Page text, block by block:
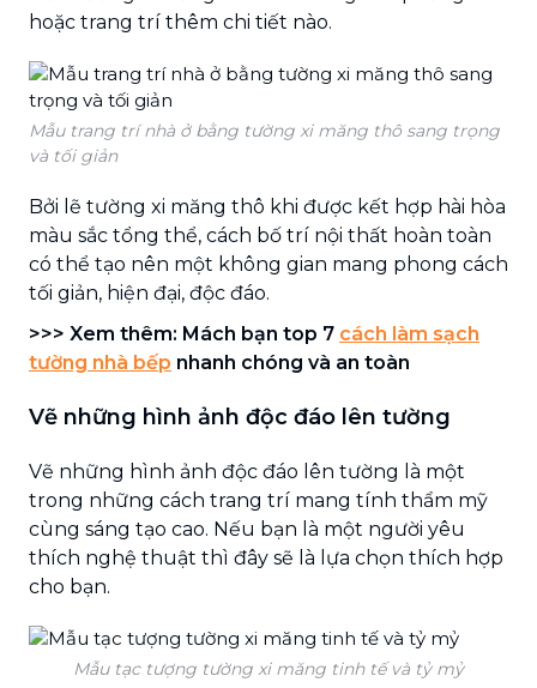
hoặc trang trí thêm chi tiết nào.
Mẫu trang trí nhà ở bằng tường xi măng thô sang trọng
và tối giản
Bởi lẽ tường xi măng thô khi được kết hợp hài hòa
màu sắc tổng thể, cách bố trí nội thất hoàn toàn
có thể tạo nên một không gian mang phong cách
tối giản, hiện đại, độc đáo.
>>> Xem thêm: Mách bạn top 7 cách làm sạch
tường nhà bếp nhanh chóng và an toàn
Vẽ những hình ảnh độc đáo lên tường
Vẽ những hình ảnh độc đáo lên tường là một
trong những cách trang trí mang tính thẩm mỹ
cùng sáng tạo cao. Nếu bạn là một người yêu
thích nghệ thuật thì đây sẽ là lựa chọn thích hợp
cho bạn.
Mẫu tạc tượng tường xi măng tinh tế và tỷ mỷ